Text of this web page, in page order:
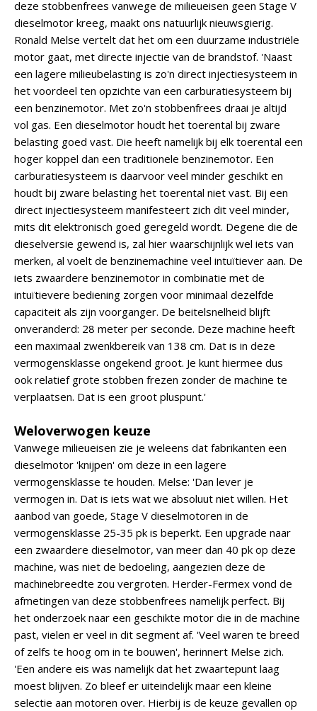
deze stobbenfrees vanwege de milieueisen geen Stage V
dieselmotor kreeg, maakt ons natuurlijk nieuwsgierig.
Ronald Melse vertelt dat het om een duurzame industriële
motor gaat, met directe injectie van de brandstof. 'Naast
een lagere milieubelasting is zo'n direct injectiesysteem in
het voordeel ten opzichte van een carburatiesysteem bij
een benzinemotor. Met zo'n stobbenfrees draai je altijd
vol gas. Een dieselmotor houdt het toerental bij zware
belasting goed vast. Die heeft namelijk bij elk toerental een
hoger koppel dan een traditionele benzinemotor. Een
carburatiesysteem is daarvoor veel minder geschikt en
houdt bij zware belasting het toerental niet vast. Bij een
direct injectiesysteem manifesteert zich dit veel minder,
mits dit elektronisch goed geregeld wordt. Degene die de
dieselversie gewend is, zal hier waarschijnlijk wel iets van
merken, al voelt de benzinemachine veel intuïtiever aan. De
iets zwaardere benzinemotor in combinatie met de
intuïtievere bediening zorgen voor minimaal dezelfde
capaciteit als zijn voorganger. De beitelsnelheid blijft
onveranderd: 28 meter per seconde. Deze machine heeft
een maximaal zwenkbereik van 138 cm. Dat is in deze
vermogensklasse ongekend groot. Je kunt hiermee dus
ook relatief grote stobben frezen zonder de machine te
verplaatsen. Dat is een groot pluspunt.'
Weloverwogen keuze
Vanwege milieueisen zie je weleens dat fabrikanten een
dieselmotor 'knijpen' om deze in een lagere
vermogensklasse te houden. Melse: 'Dan lever je
vermogen in. Dat is iets wat we absoluut niet willen. Het
aanbod van goede, Stage V dieselmotoren in de
vermogensklasse 25-35 pk is beperkt. Een upgrade naar
een zwaardere dieselmotor, van meer dan 40 pk op deze
machine, was niet de bedoeling, aangezien deze de
machinebreedte zou vergroten. Herder-Fermex vond de
afmetingen van deze stobbenfrees namelijk perfect. Bij
het onderzoek naar een geschikte motor die in de machine
past, vielen er veel in dit segment af. 'Veel waren te breed
of zelfs te hoog om in te bouwen', herinnert Melse zich.
'Een andere eis was namelijk dat het zwaartepunt laag
moest blijven. Zo bleef er uiteindelijk maar een kleine
selectie aan motoren over. Hierbij is de keuze gevallen op